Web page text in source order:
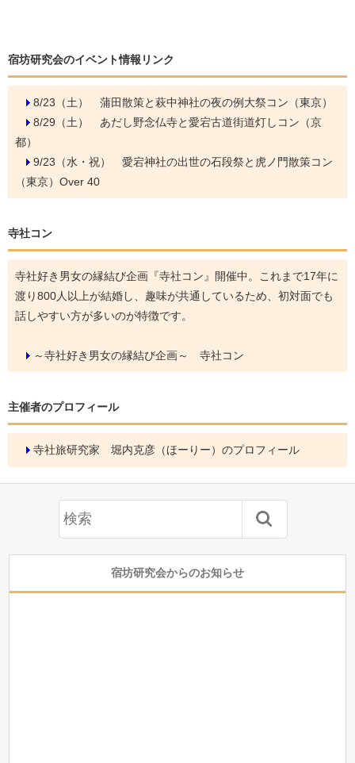
宿坊研究会のイベント情報リンク
8/23（土） 蒲田散策と萩中神社の夜の例大祭コン（東京）
8/29（土） あだし野念仏寺と愛宕古道街道灯しコン（京
都）
9/23（水・祝） 愛宕神社の出世の石段祭と虎ノ門散策コン
（東京）Over 40
寺社コン
寺社好き男女の縁結び企画『寺社コン』開催中。これまで17年に
渡り800人以上が結婚し、趣味が共通しているため、初対面でも
話しやすい方が多いのが特徴です。
～寺社好き男女の縁結び企画～ 寺社コン
主催者のプロフィール
寺社旅研究家 堀内克彦（ほーりー）のプロフィール
宿坊研究会からのお知らせ